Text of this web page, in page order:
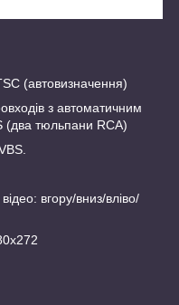
(автовизначення)
з автоматичним
(два тюльпани RCA)
вгору/вниз/вліво/